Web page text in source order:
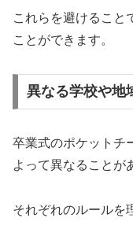
これらを避けること
ことができます。
異なる学校や地
卒業式のポケットチ
よって異なることが
それぞれのルールを